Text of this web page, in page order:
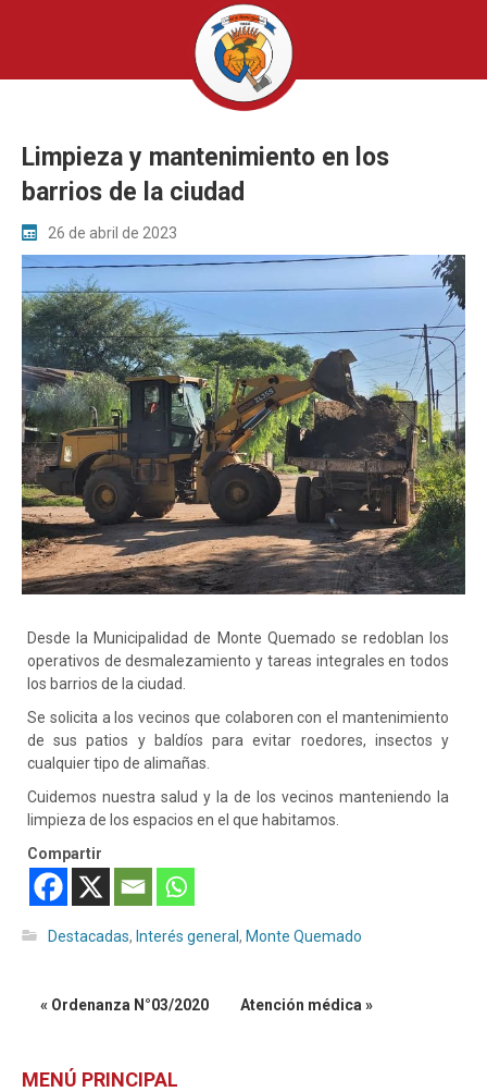
Limpieza y mantenimiento en los
barrios de la ciudad
26 de abril de 2023
Desde la Municipalidad de Monte Quemado se redoblan los
operativos de desmalezamiento y tareas integrales en todos
los barrios de la ciudad.
Se solicita a los vecinos que colaboren con el mantenimiento
de sus patios y baldíos para evitar roedores, insectos y
cualquier tipo de alimañas.
Cuidemos nuestra salud y la de los vecinos manteniendo la
limpieza de los espacios en el que habitamos.
Compartir
Destacadas, Interés general , Monte Quemado
« Ordenanza N°03/2020 Atención médica »
MENÚ PRINCIPAL